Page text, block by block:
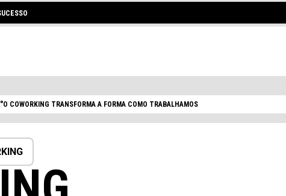
"O COWORKING TRANSFORMA A FORMA COMO TRABALHAMOS